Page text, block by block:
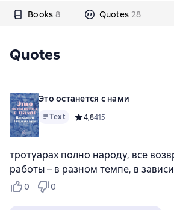
Books 8 Quotes 28
Quotes
Это останется с нами
Text Средний рейтинг 4,8 на
4,8415
тротуарах полно народу, все
работы – в разном темпе, в
0 0